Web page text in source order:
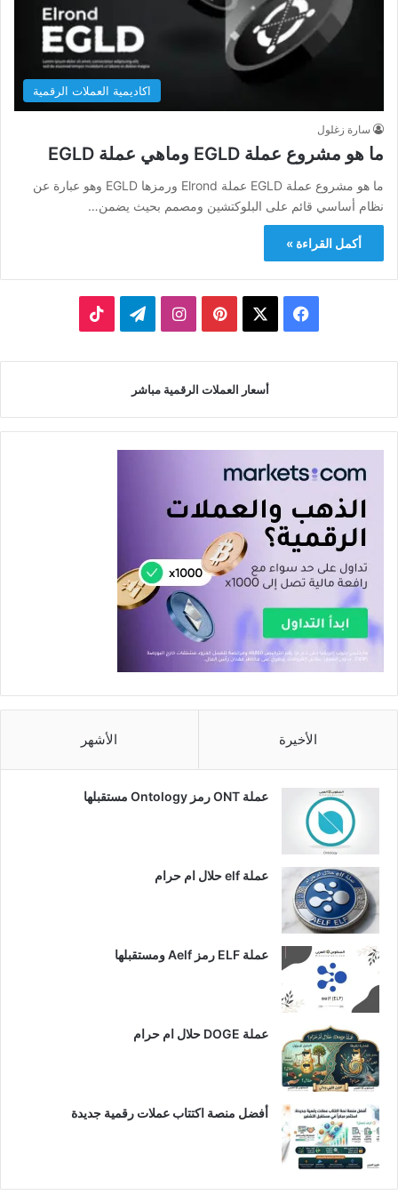
اكاديمية العملات الرقمية
سارة زغلول
ما هو مشروع عملة EGLD وماهي عملة EGLD
ما هو مشروع عملة EGLD عملة Elrond ورمزها EGLD وهو عبارة عن
نظام أساسي قائم على البلوكتشين ومصمم بحيث يضمن…
أكمل القراءة »
فيسبوك بينتيريستانستقرامتيلقرام
أسعار العملات الرقمية مباشر
الأخيرة الأشهر
عملة ONT رمز Ontology مستقبلها
عملة elf حلال ام حرام
عملة ELF رمز Aelf ومستقبلها
عملة DOGE حلال ام حرام
أفضل منصة اكتتاب عملات رقمية جديدة